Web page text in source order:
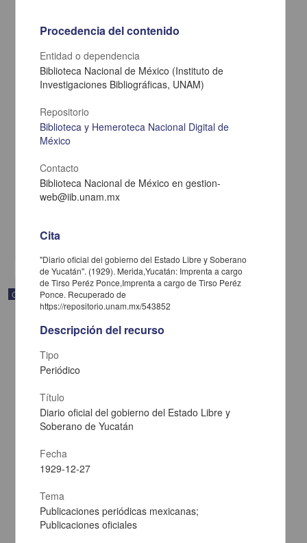
Carta de Zeferino Pérez, el general Antonio Rábago se encuentra
en la ranchería de Samalayuca
Pérez, Zeferino
Correspondencia postal
Carta de José María Maytorena a Francisco I. Madero en la que
informa se irá a la costa por prescripción médica
Maytorena, José María
Procedencia del contenido
Entidad o dependencia
Biblioteca Nacional de México (Instituto de
Investigaciones Bibliográficas, UNAM)
Repositorio
Biblioteca y Hemeroteca Nacional Digital de
México
Contacto
Biblioteca Nacional de México en gestion-
web@iib.unam.mx
Cita
"Diario oficial del gobierno del Estado Libre y Soberano
de Yucatán". (1929). Merida,Yucatán: Imprenta a cargo
de Tirso Peréz Ponce,Imprenta a cargo de Tirso Peréz
Ponce. Recuperado de
https://repositorio.unam.mx/543852
Descripción del recurso
Tipo
Periódico
Título
Diario oficial del gobierno del Estado Libre y
Soberano de Yucatán
Fecha
1929-12-27
Tema
Publicaciones periódicas mexicanas;
Publicaciones oficiales